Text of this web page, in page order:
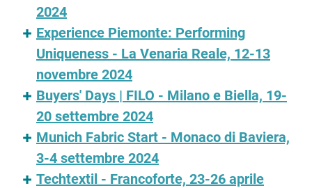
2024
Experience Piemonte: Performing
Uniqueness - La Venaria Reale, 12-13
novembre 2024
Buyers' Days | FILO - Milano e Biella, 19-
20 settembre 2024
Munich Fabric Start - Monaco di Baviera,
3-4 settembre 2024
Techtextil - Francoforte, 23-26 aprile